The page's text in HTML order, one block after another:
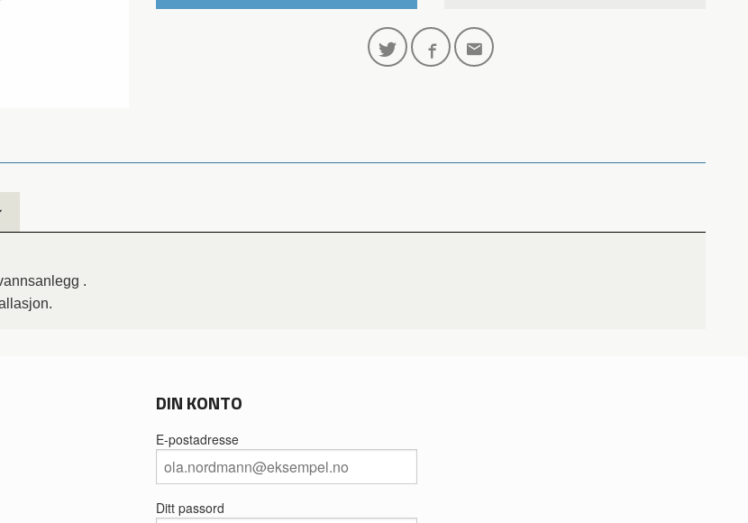
.
DIN KONTO
E-postadresse
Ditt passord